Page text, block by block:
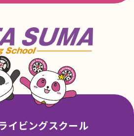
長田線」「西鈴蘭台線」「学
線」の６路線があります。
いてはホームページ内『ス
刻表』のページをご参照くだ
でも通えますか？
が２０：１０～になりますの
の社会人の方でも通われてる
持っていますがメリットは
になります、その他応急救
りますので料金の割引きがあ
で通えますか？
イビングスクール